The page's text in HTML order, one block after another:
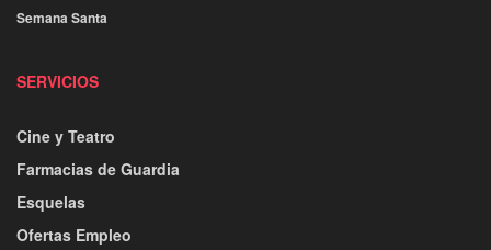
Semana Santa
SERVICIOS
Cine y Teatro
Farmacias de Guardia
Esquelas
Ofertas Empleo